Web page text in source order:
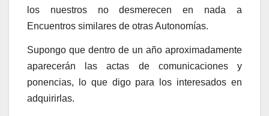
los nuestros no desmerecen en nada a
Encuentros similares de otras Autonomías.
Supongo que dentro de un año aproximadamente
aparecerán las actas de comunicaciones y
ponencias, lo que digo para los interesados en
adquirirlas.